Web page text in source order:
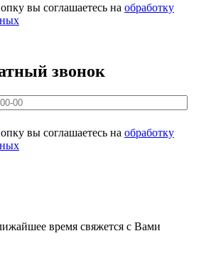
вы соглашаетесь на обработку
звонок
вы соглашаетесь на обработку
время свяжется с Вами